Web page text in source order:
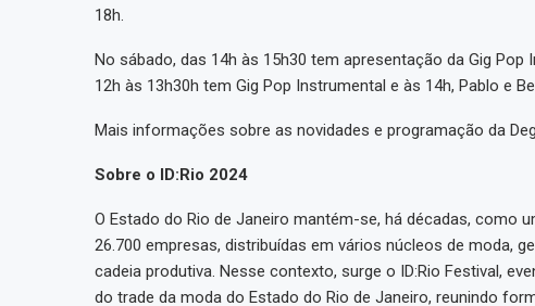
18h.
No sábado, das 14h às 15h30 tem apresentação da Gig
12h às 13h30h tem Gig Pop Instrumental e às 14h, Pablo e
Mais informações sobre as novidades e programação da
Sobre o ID:Rio 2024
O Estado do Rio de Janeiro mantém-se, há décadas, como
26.700 empresas, distribuídas em vários núcleos de moda,
cadeia produtiva. Nesse contexto, surge o ID:Rio Festival,
do trade da moda do Estado do Rio de Janeiro, reunindo